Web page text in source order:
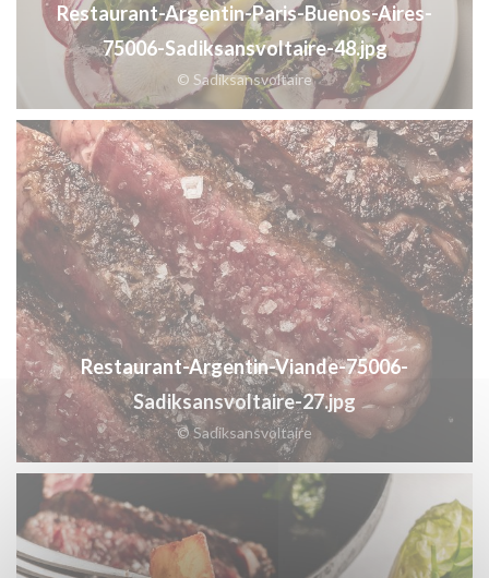
Restaurant-Argentin-Paris-Buenos-Aires-
75006-Sadiksansvoltaire-48.jpg
© Sadiksansvoltaire
Restaurant-Argentin-Viande-75006-
Sadiksansvoltaire-27.jpg
© Sadiksansvoltaire